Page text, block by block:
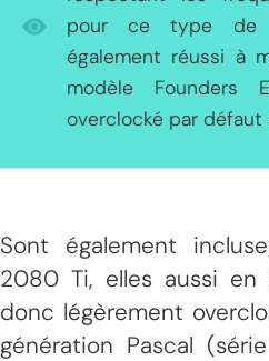
pour ce type de
également réussi à
modèle Founders
overclocké par
Sont également
2080 Ti, elles aussi en
donc légèrement
génération Pascal